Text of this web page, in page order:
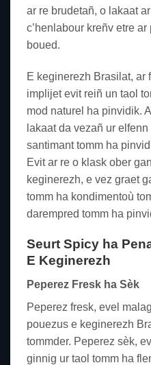
ar re brudetañ, o lakaat
c’henlabour kreñv etre ar
boued.
E keginerezh Brasilat, ar
implijet evit reiñ un taol
mod naturel ha pinvidik.
lakaat da vezañ ur
santimant tomm ha
Evit ar re o klask ober
keginerezh, e vez graet
tomm ha kondimentoù
darempred tomm ha
Seurt Spicy ha
E Keginerezh
Peperez Fresk ha Sèk
Peperez fresk, evel
pouezus e keginerezh
tommder. Peperez sèk,
ginnig ur taol tomm ha